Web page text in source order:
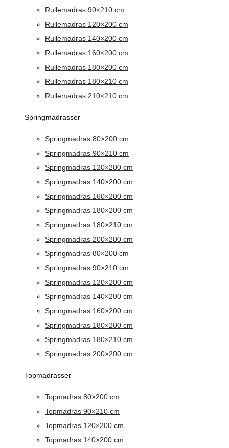
Rullemadras 90×210 cm
Rullemadras 120×200 cm
Rullemadras 140×200 cm
Rullemadras 160×200 cm
Rullemadras 180×200 cm
Rullemadras 180×210 cm
Rullemadras 210×210 cm
Springmadrasser
Springmadras 80×200 cm
Springmadras 90×210 cm
Springmadras 120×200 cm
Springmadras 140×200 cm
Springmadras 160×200 cm
Springmadras 180×200 cm
Springmadras 180×210 cm
Springmadras 200×200 cm
Springmadras 80×200 cm
Springmadras 90×210 cm
Springmadras 120×200 cm
Springmadras 140×200 cm
Springmadras 160×200 cm
Springmadras 180×200 cm
Springmadras 180×210 cm
Springmadras 200×200 cm
Topmadrasser
Topmadras 80×200 cm
Topmadras 90×210 cm
Topmadras 120×200 cm
Topmadras 140×200 cm